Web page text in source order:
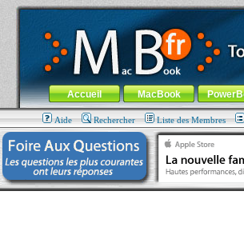
MacBook-fr.com : 100% Apple... 100% nomade !
Aller au contenu-Aller au menu général-Aller
Menu général
Accueil MacBook
Aide Rechercher Liste des Membres